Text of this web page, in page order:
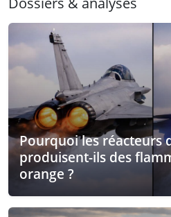
Pourquoi les réacteurs
produisent-ils des
orange ?